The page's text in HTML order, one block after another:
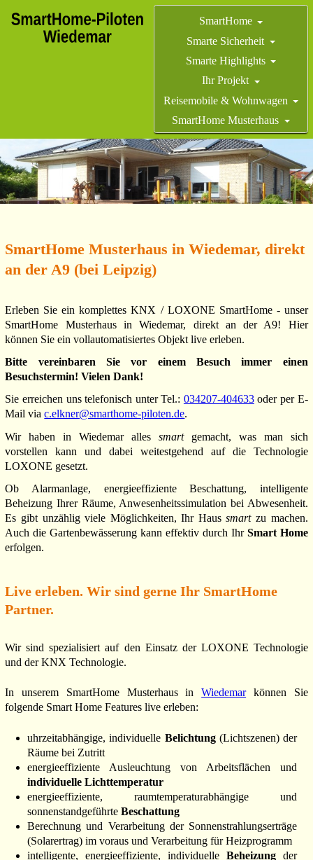
SmartHome
Smarte Sicherheit
Smarte Highlights
Ihr Projekt
Reisemobile & Wohnwagen
SmartHome Musterhaus
SmartHome Musterhaus in Wiedemar, direkt
an der A9 (bei Leipzig)
Erleben Sie ein komplettes KNX / LOXONE SmartHome - unser
SmartHome Musterhaus in Wiedemar, direkt an der A9! Hier
können Sie ein vollautomatisiertes Objekt live erleben.
Bitte vereinbaren Sie vor einem Besuch immer einen
Besuchstermin! Vielen Dank!
Sie erreichen uns telefonisch unter Tel.: 034207-404633oder per E-
Mail viac.elkner@smarthome-piloten.de.
Wir haben in Wiedemar alles smartgemacht, was man sich
vorstellen kann und dabei weitestgehend auf die Technologie
LOXONE gesetzt.
Ob Alarmanlage, energieeffiziente Beschattung, intelligente
Beheizung Ihrer Räume, Anwesenheitssimulation bei Abwesenheit.
Es gibt unzählig viele Möglichkeiten, Ihr Haussmartzu machen.
Auch die Gartenbewässerung kann effektiv durch Ihr Smart Home
erfolgen.
Live erleben. Wir sind gerne Ihr SmartHome
Partner.
Wir sind spezialisiert auf den Einsatz der LOXONE Technologie
und der KNX Technologie.
In unserem SmartHome Musterhaus inWiedemarkönnen Sie
folgende Smart Home Features live erleben:
uhrzeitabhängige, individuelle Belichtung(Lichtszenen) der
Räume bei Zutritt
energieeffiziente Ausleuchtung von Arbeitsflächen und
individuelle Lichttemperatur
energieeffiziente, raumtemperaturabhängige und
sonnenstandgeführteBeschattung
Berechnung und Verarbeitung der Sonnenstrahlungserträge
(Solarertrag) im voraus und Verarbeitung für Heizprogramm
intelligente, energieeffiziente, individuelle Beheizungder